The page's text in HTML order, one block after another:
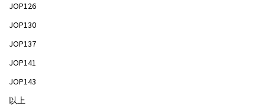
JOP126
JOP130
JOP137
JOP141
JOP143
以上